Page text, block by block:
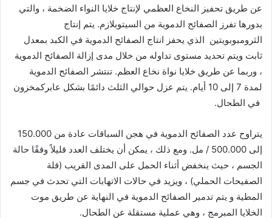
عن طريق تحفيز النخاع العظمي لإنتاج خلايا النواء الضخمة ، والتي
بدورها تفرز الصفائح الدموية من السيتوبلازم. يتم إنتاج
الثرومبوبويتين الذي يحفز انتاج الصفائح الدموية في الكبد بمعدل
ثابت ويتم تحديد مستوى تداوله من خلال مدى إزالة الصفائح الدموية
، وربما عن طريق خلايا نواة نخاع العظم. تنتشر الصفائح الدموية
لمدة 7 إلى 10 أيام. يتم عزل حوالي الثلث دائمًا بشكل عابركمخزون
في الطحال.
يتراوح عدد الصفائح الدموية في هجن السباقات عادة من 150.000
إلى 500.000 / مل. ومع ذلك ، يمكن أن يختلف العدد قليلاً وفقًا حالة
الجسم ، حيث ينخفض ​​أثناء الحمل على المدى القريب (قلة
الصفيحات الحملي) ، ويزيد في حالات الاتهابات التي تحدث في جسم
المطية و يتم تدمير الصفائح الدموية في النهاية عن طريق موت
الخلايا المبرمج ، وهي عملية مستقلة عن الطحال.